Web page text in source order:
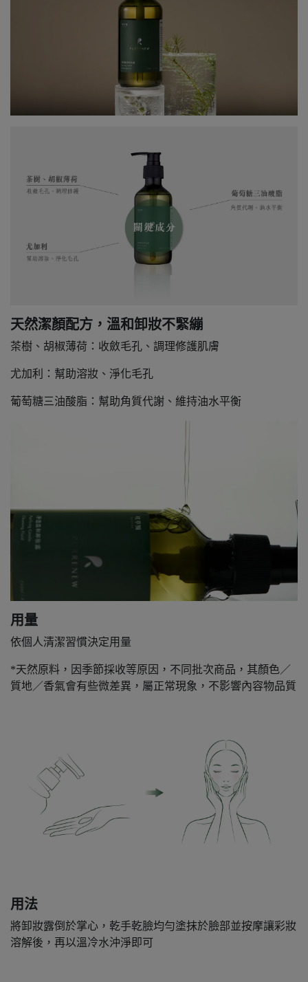
天然潔顏配方，溫和卸妝不緊繃
茶樹、胡椒薄荷：收斂毛孔、調理修護肌膚
尤加利：幫助溶妝、淨化毛孔
葡萄糖三油酸脂：幫助角質代謝、維持油水平衡
用量
依個人清潔習慣決定用量
*天然原料，因季節採收等原因，不同批次商品，其顏色／
質地／香氣會有些微差異，屬正常現象，不影響內容物品質
用法
將卸妝露倒於掌心，乾手乾臉均勻塗抹於臉部並按摩讓彩妝
溶解後，再以溫冷水沖淨即可